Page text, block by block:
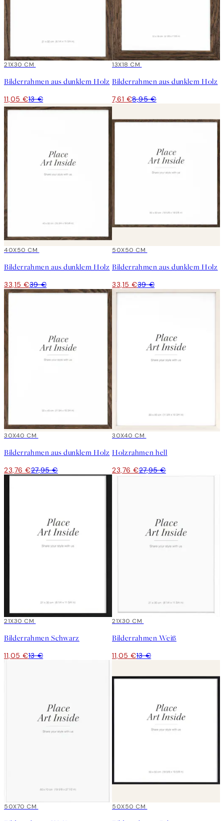
15%*
21X30 CM
Bilderrahmen aus dunklem Holz
11,05 €13 €
15%*
13X18 CM
Bilderrahmen aus dunklem Holz
7,61 €8,95 €
15%*
40X50 CM
Bilderrahmen aus dunklem Holz
33,15 €39 €
15%*
50X50 CM
Bilderrahmen aus dunklem Holz
33,15 €39 €
15%*
30X40 CM
Bilderrahmen aus dunklem Holz
23,76 €27,95 €
15%*
30X40 CM
Holzrahmen hell
23,76 €27,95 €
15%*
21X30 CM
Bilderrahmen Schwarz
11,05 €13 €
15%*
21X30 CM
Bilderrahmen Weiß
11,05 €13 €
15%*
50X70 CM 15%*
50X50 CM